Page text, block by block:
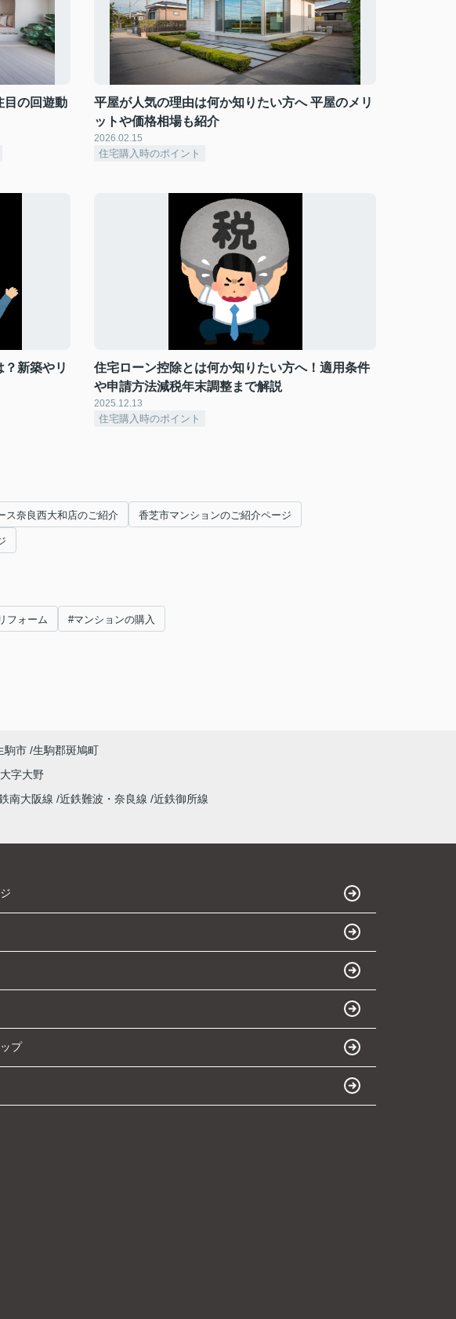
目の回遊動
平屋が人気の理由は何か知りたい方へ 平屋のメリ
ットや価格相場も紹介
2026.02.15
住宅購入時のポイント
新築やリ
住宅ローン控除とは何か知りたい方へ！適用条件
や申請方法減税年末調整まで解説
2025.12.13
住宅購入時のポイント
ス奈良西大和店のご紹介 香芝市マンションのご紹介ページ
フォーム #マンションの購入
駒市 生駒郡斑鳩町
大字大野
南大阪線 近鉄難波・奈良線 近鉄御所線
プ